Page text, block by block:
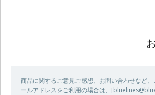
商品に関するご意見ご感想、お問い合わせなど
ールアドレスをご利用の場合は、